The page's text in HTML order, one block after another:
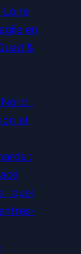
Loire
en
&
:
et
:
: quel